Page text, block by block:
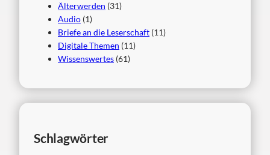
Älterwerden (31)
Audio (1)
Briefe an die Leserschaft (11)
Digitale Themen (11)
Wissenswertes (61)
Schlagwörter